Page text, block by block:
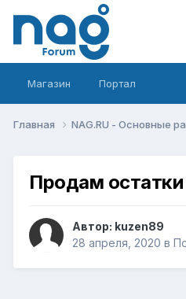
Магазин Портал
Главная NAG.RU - Основные
Продам
Автор: kuzen89
28 апреля, 2020 в